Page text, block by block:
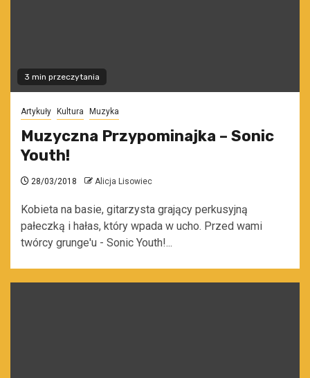
3 min przeczytania
Artykuły Kultura Muzyka
Muzyczna Przypominajka – Sonic
Youth!
28/03/2018 Alicja Lisowiec
Kobieta na basie, gitarzysta grający perkusyjną
pałeczką i hałas, który wpada w ucho. Przed wami
twórcy grunge'u - Sonic Youth!...